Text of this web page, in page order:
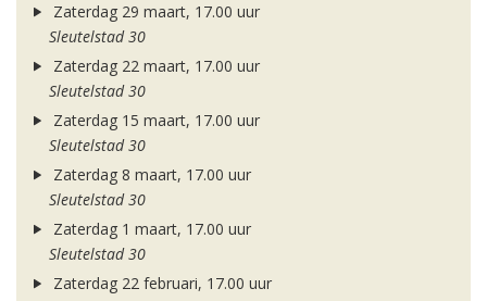
Zaterdag 29 maart, 17.00 uur
Sleutelstad 30
Zaterdag 22 maart, 17.00 uur
Sleutelstad 30
Zaterdag 15 maart, 17.00 uur
Sleutelstad 30
Zaterdag 8 maart, 17.00 uur
Sleutelstad 30
Zaterdag 1 maart, 17.00 uur
Sleutelstad 30
Zaterdag 22 februari, 17.00 uur